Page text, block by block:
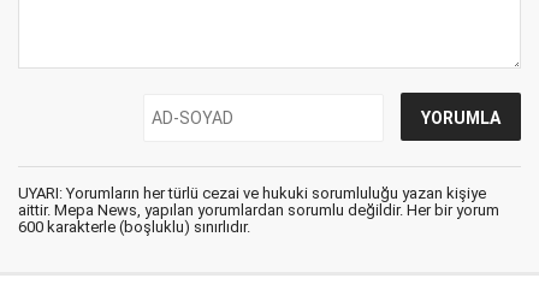
UYARI: Yorumların her türlü cezai ve hukuki sorumluluğu yazan kişiye
aittir. Mepa News, yapılan yorumlardan sorumlu değildir. Her bir yorum
600 karakterle (boşluklu) sınırlıdır.